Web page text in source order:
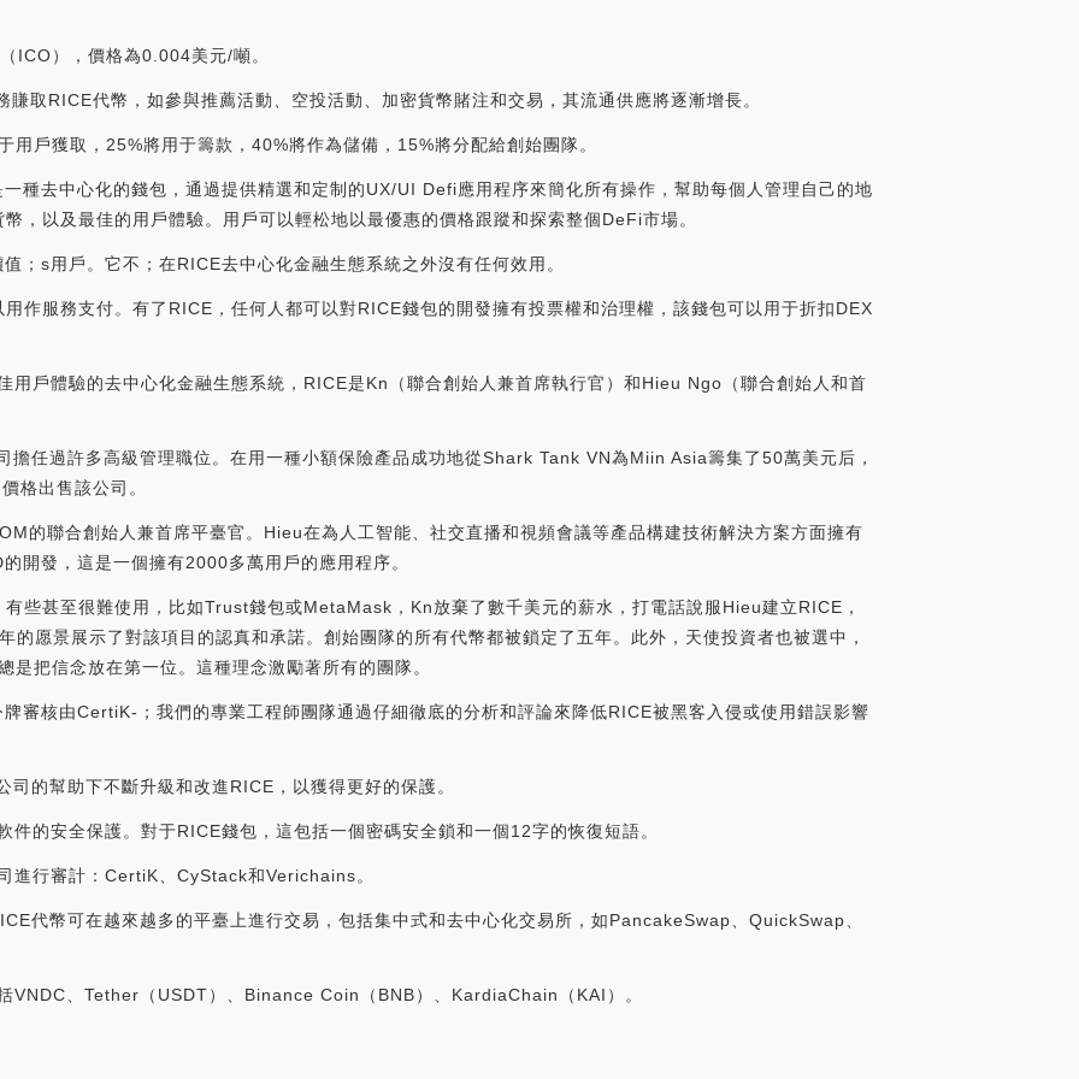
ICO），價格為0.004美元/噸。
取RICE代幣，如參與推薦活動、空投活動、加密貨幣賭注和交易，其流通供應將逐漸增長。
用戶獲取，25%將用于籌款，40%將作為儲備，15%將分配給創始團隊。
種去中心化的錢包，通過提供精選和定制的UX/UI Defi應用程序來簡化所有操作，幫助每個人管理自己的地
，以及最佳的用戶體驗。用戶可以輕松地以最優惠的價格跟蹤和探索整個DeFi市場。
；s用戶。它不；在RICE去中心化金融生態系統之外沒有任何效用。
作服務支付。有了RICE，任何人都可以對RICE錢包的開發擁有投票權和治理權，該錢包可以用于折扣DEX
用戶體驗的去中心化金融生態系統，RICE是Kn（聯合創始人兼首席執行官）和Hieu Ngo（聯合創始人和首
任過許多高級管理職位。在用一種小額保險產品成功地從Shark Tank VN為Miin Asia籌集了50萬美元后，
格出售該公司。
的聯合創始人兼首席平臺官。Hieu在為人工智能、社交直播和視頻會議等產品構建技術解決方案方面擁有
開發，這是一個擁有2000多萬用戶的應用程序。
些甚至很難使用，比如Trust錢包或MetaMask，Kn放棄了數千美元的薪水，打電話說服Hieu建立RICE，
的愿景展示了對該項目的認真和承諾。創始團隊的所有代幣都被鎖定了五年。此外，天使投資者也被選中，
把信念放在第一位。這種理念激勵著所有的團隊。
審核由CertiK-；我們的專業工程師團隊通過仔細徹底的分析和評論來降低RICE被黑客入侵或使用錯誤影響
的幫助下不斷升級和改進RICE，以獲得更好的保護。
的安全保護。對于RICE錢包，這包括一個密碼安全鎖和一個12字的恢復短語。
進行審計：CertiK、CyStack和Verichains。
代幣可在越來越多的平臺上進行交易，包括集中式和去中心化交易所，如PancakeSwap、QuickSwap、
VNDC、Tether（USDT）、Binance Coin（BNB）、KardiaChain（KAI）。